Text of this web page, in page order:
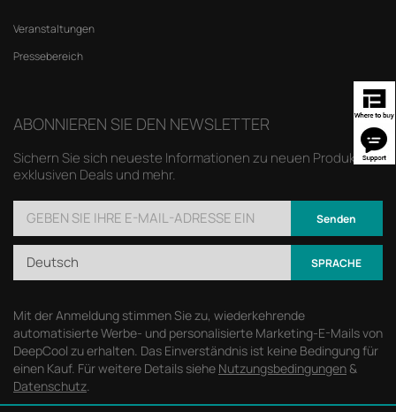
Veranstaltungen
Pressebereich
ABONNIEREN SIE DEN NEWSLETTER
Sichern Sie sich neueste Informationen zu neuen Produkten,
exklusiven Deals und mehr.
Senden
Deutsch SPRACHE
Mit der Anmeldung stimmen Sie zu, wiederkehrende
automatisierte Werbe- und personalisierte Marketing-E-Mails von
DeepCool zu erhalten. Das Einverständnis ist keine Bedingung für
einen Kauf. Für weitere Details siehe Nutzungsbedingungen &
Datenschutz.